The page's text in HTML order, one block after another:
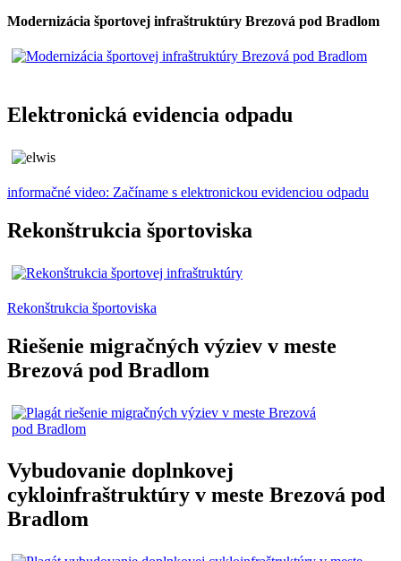
Modernizácia športovej infraštruktúry Brezová pod Bradlom
Elektronická evidencia odpadu
informačné video: Začíname s elektronickou evidenciou odpadu
Rekonštrukcia športoviska
Rekonštrukcia športoviska
Riešenie migračných výziev v meste
Brezová pod Bradlom
Vybudovanie doplnkovej
cykloinfraštruktúry v meste Brezová pod
Bradlom